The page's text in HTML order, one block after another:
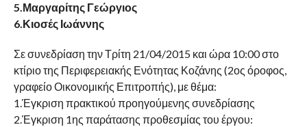
5.Μαργαρίτης Γεώργιος
6.Κιοσές Ιωάννης
Σε συνεδρίαση την Τρίτη 21/04/2015 και ώρα 10:00 στο
κτίριο της Περιφερειακής Ενότητας Κοζάνης (2ος όροφος,
γραφείο Οικονομικής Επιτροπής), με θέμα:
1.Έγκριση πρακτικού προηγούμενης συνεδρίασης
2.Έγκριση 1ης παράτασης προθεσμίας του έργου: